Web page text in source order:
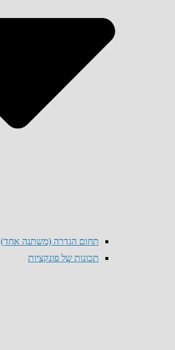
תחום הגדרה (משתנה אחד)
תכונות של פונקציות